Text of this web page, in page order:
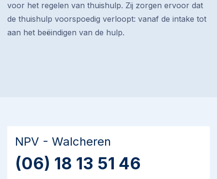
voor het regelen van thuishulp. Zij zorgen ervoor dat
de thuishulp voorspoedig verloopt: vanaf de intake tot
aan het beëindigen van de hulp.
NPV - Walcheren
(06) 18 13 51 46